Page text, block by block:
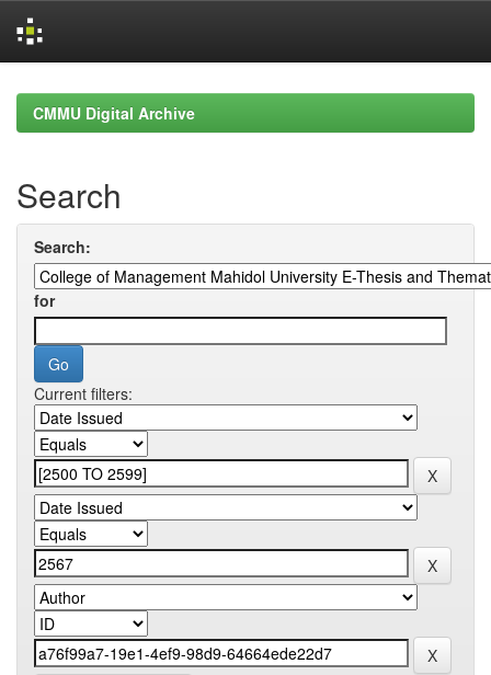
navigationCMMU Digital Archive
Search
Search:
for
Current filters: